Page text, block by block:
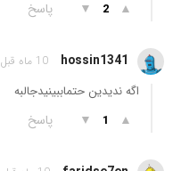
▲
2
▼ پاسخ
hossin1341 10 ماه قبل
اگه ندیدین حتماببینیدجالبه
▲
1
▼ پاسخ